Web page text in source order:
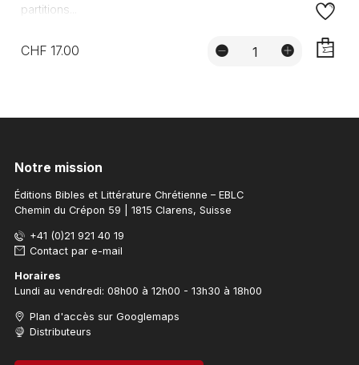
partitions...
CHF 17.00
Notre mission
Éditions Bibles et Littérature Chrétienne – EBLC
Chemin du Crépon 59 | 1815 Clarens, Suisse
+41 (0)21 921 40 19
Contact par e-mail
Horaires
Lundi au vendredi: 08h00 à 12h00 - 13h30 à 18h00
Plan d'accès sur Googlemaps
Distributeurs